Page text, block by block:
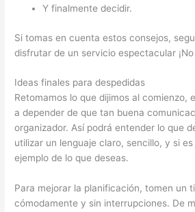
Y finalmente decidir.
Si tomas en cuenta estos consejos,
disfrutar de un servicio espectacular
Ideas finales para despedidas
Retomamos lo que dijimos al comienzo,
a depender de que tan buena
organizador. Así podrá entender lo que
utilizar un lenguaje claro, sencillo, y si
ejemplo de lo que deseas.
Para mejorar la planificación, tomen un
cómodamente y sin interrupciones. De